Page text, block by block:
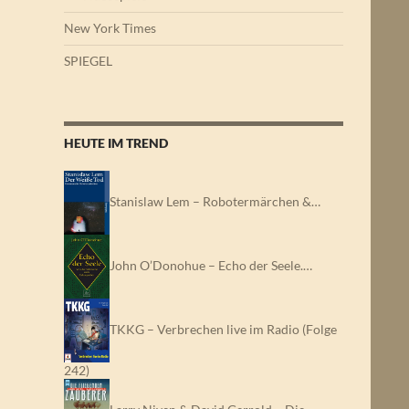
New York Times
SPIEGEL
HEUTE IM TREND
Stanislaw Lem – Robotermärchen &…
John O’Donohue – Echo der Seele.…
TKKG – Verbrechen live im Radio (Folge
242)